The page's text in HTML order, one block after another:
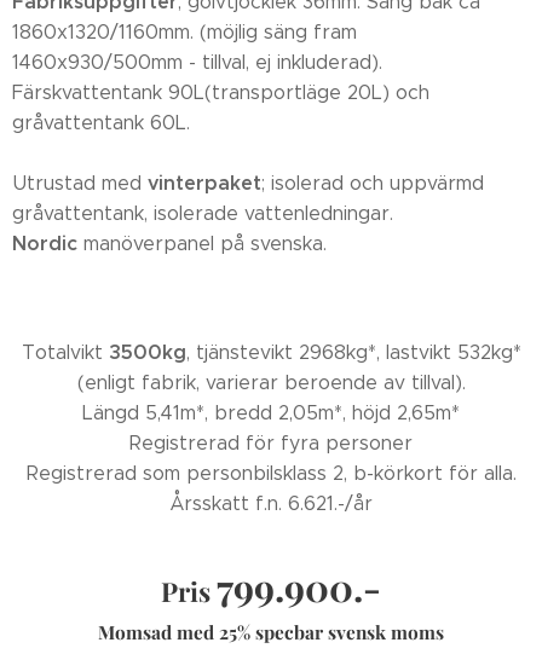
1860x1320/1160mm. (möjlig säng fram
1460x930/500mm - tillval, ej inkluderad).
Färskvattentank 90L(transportläge 20L) och
gråvattentank 60L.
Utrustad med vinterpaket; isolerad och uppvärmd
gråvattentank, isolerade vattenledningar.
Nordic manöverpanel på svenska.
Totalvikt 3500kg, tjänstevikt 2968kg*, lastvikt 532kg*
(enligt fabrik, varierar beroende av tillval).
Längd 5,41m*, bredd 2,05m*, höjd 2,65m*
Registrerad för fyra personer
Registrerad som personbilsklass 2, b-körkort för alla.
Årsskatt f.n. 6.621.-/år
Pris799.900.-
Momsad med 25% specbar svensk moms